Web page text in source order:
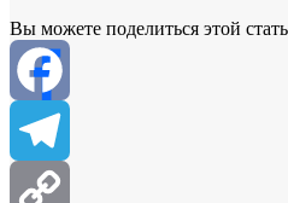
Вы можете поделиться этой
Facebook
Telegram